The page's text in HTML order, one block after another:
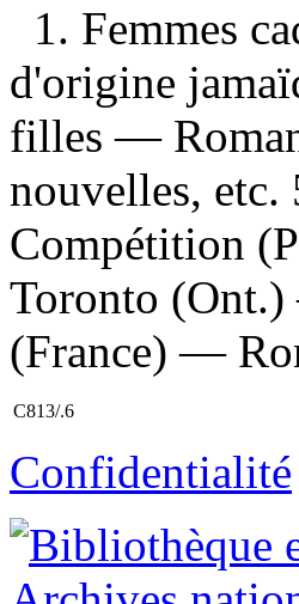
1. Femmes
d'origine
filles —
nouvelles,
Compétition
Toronto (Ont.)
(France) —
C813/.6
Confidentialité